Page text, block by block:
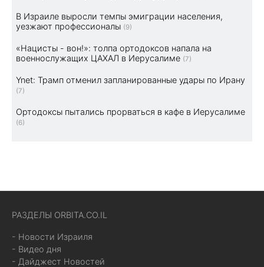
В Израиле выросли темпы эмиграции населения,
уезжают профессионалы (9)
«Нацисты - вон!»: толпа ортодоксов напала на
военнослужащих ЦАХАЛ в Иерусалиме (7)
Ynet: Трамп отменил запланированные удары по Ирану
(7)
Ортодоксы пытались прорваться в кафе в Иерусалиме
(6)
РАЗДЕЛЫ ORBITA.CO.IL
- Новости Израиля
- Видео дня
- Дайджест Новостей